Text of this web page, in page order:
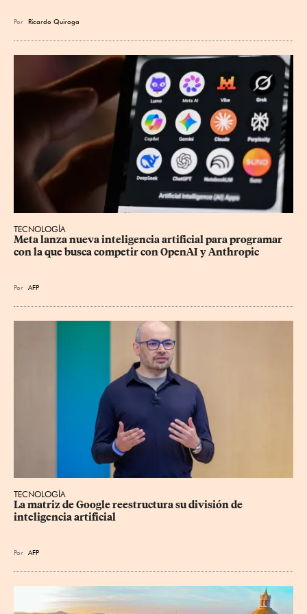
Por Ricardo Quiroga
TECNOLOGÍA
Meta lanza nueva inteligencia artificial para programar
con la que busca competir con OpenAI y Anthropic
Por AFP
TECNOLOGÍA
La matriz de Google reestructura su división de
inteligencia artificial
Por AFP